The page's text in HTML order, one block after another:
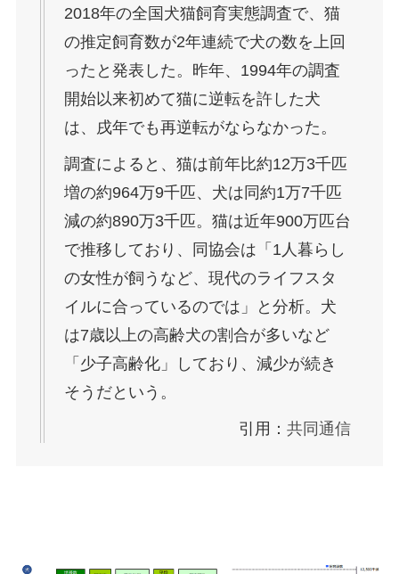
2018年の全国犬猫飼育実態調査で、猫
の推定飼育数が2年連続で犬の数を上回
ったと発表した。昨年、1994年の調査
開始以来初めて猫に逆転を許した犬
は、戌年でも再逆転がならなかった。
調査によると、猫は前年比約12万3千匹
増の約964万9千匹、犬は同約1万7千匹
減の約890万3千匹。猫は近年900万匹台
で推移しており、同協会は「1人暮らし
の女性が飼うなど、現代のライフスタ
イルに合っているのでは」と分析。犬
は7歳以上の高齢犬の割合が多いなど
「少子高齢化」しており、減少が続き
そうだという。
引用：共同通信